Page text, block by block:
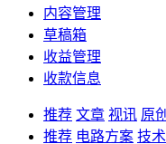
内容管理
草稿箱
收益管理
收款信息
推荐 文章 视讯 原创
推荐 电路方案 技